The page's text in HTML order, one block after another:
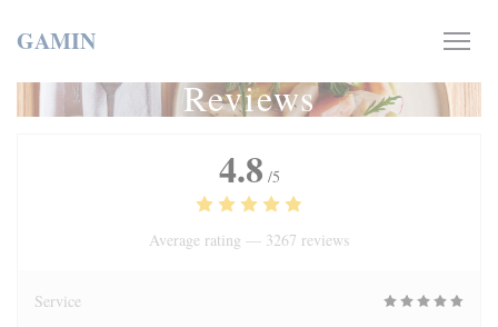
GAMIN
Reviews
4.8 /5
Average rating — 3267 reviews
Service